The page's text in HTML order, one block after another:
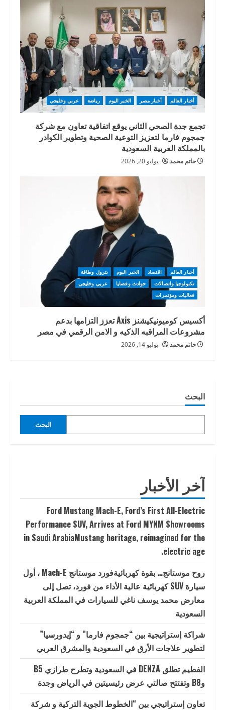
أخبار العالم أخبار مصر الخبر اليوم رياضة عربي وخليجي
تجمع جدة الصحي الثاني يوقع اتفاقية تعاون مع شركة
جمجوم فارما لتعزيز التوعية الصحية وتطوير الكوادر
بالمملكة العربية السعودية
حاتم محمد يوليو 20, 2026
أخبار العالم اقتصاد الخبر اليوم
بترول وطاقة
تكنولوجيا واتصالات
حوادث وقضايا
عربي وخليجي
فعاليات ومؤتمرات
أكسيس كوميونيكيشنز Axis تعزز التزامها بدعم
مشروعات المراقبه الذكيه و الامن الرقمي في مصر
حاتم محمد يوليو 14, 2026
البحث
البحث
آخر الأخبار
Ford Mustang Mach-E, Ford’s First All-Electric
Performance SUV, Arrives at Ford MYNM Showrooms
in Saudi ArabiaMustang heritage, reimagined for the
electric age.
روح موستانج… بقوة كهربائيةفورد موستانج Mach-E ، أول
سيارة SUV كهربائية عالية الأداء من فورد، تصل إلى
معارض محمد يوسف ناغي للسيارات في المملكة العربية
السعودية
شراكة إستراتيجية بين “جمجوم فارما” و “إيدورسيا”
لتطوير علاجات الأرق في السعودية والمشرق العربي
الفطيم تطلق DENZA في السعودية وتطرح طرازي B5
وB8 وتفتتح صالتي عرض رئيسيتين في الرياض وجدة
تعاون إستراتيجي بين “الخطوط الجوية التركية و شركة